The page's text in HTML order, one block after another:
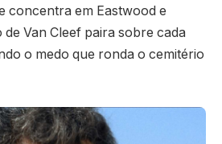
concentra em Eastwood e
Van Cleef paira sobre cada
o medo que ronda o cemitério